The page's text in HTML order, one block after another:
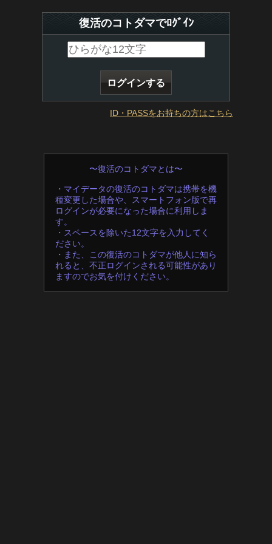
復活のコトダマでﾛｸﾞｲﾝ
ID・PASSをお持ちの方はこちら
〜復活のコトダマとは〜
・マイデータの復活のコトダマは携帯を機
種変更した場合や、スマートフォン版で再
ログインが必要になった場合に利用しま
す。
・スペースを除いた12文字を入力してく
ださい。
・また、この復活のコトダマが他人に知ら
れると、不正ログインされる可能性があり
ますのでお気を付けください。